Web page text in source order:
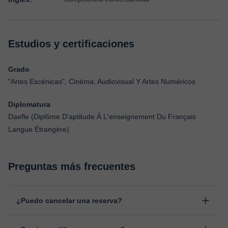
Estudios y certificaciones
Grado
"Artes Escénicas", Cinéma, Audiovisual Y Artes Numéricos
Diplomatura
Daefle (Diplôme D'aptitude À L'enseignement Du Français
Langue Étrangère)
Preguntas más frecuentes
¿Puedo cancelar una reserva?